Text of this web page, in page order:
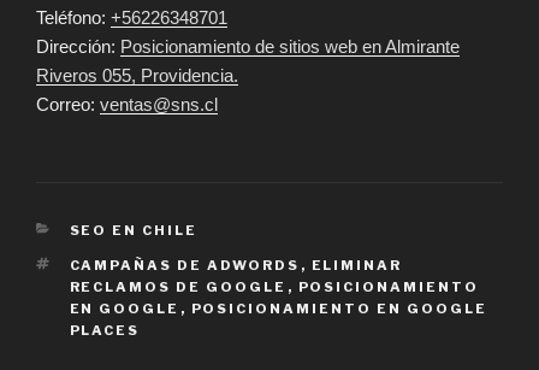
Teléfono: +56226348701
Dirección: Posicionamiento de sitios web en Almirante
Riveros 055, Providencia.
Correo: ventas@sns.cl
CATEGORIES
SEO EN CHILE
TAGS
CAMPAÑAS DE ADWORDS , ELIMINAR
RECLAMOS DE GOOGLE , POSICIONAMIENTO
EN GOOGLE , POSICIONAMIENTO EN GOOGLE
PLACES